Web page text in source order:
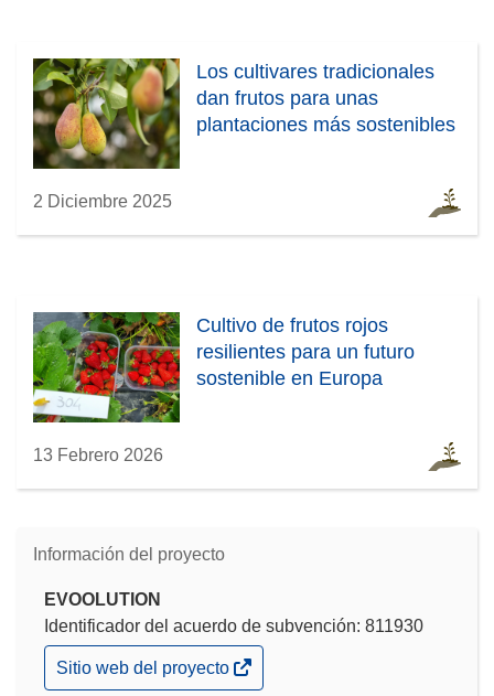
Los cultivares tradicionales
dan frutos para unas
plantaciones más sostenibles
2 Diciembre 2025
Cultivo de frutos rojos
resilientes para un futuro
sostenible en Europa
13 Febrero 2026
Información del proyecto
EVOOLUTION
Identificador del acuerdo de subvención: 811930
(se
abrirá
Sitio web del proyecto